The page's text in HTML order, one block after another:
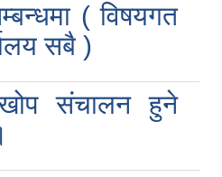
( विषयगत
सबै )
संचालन हुने